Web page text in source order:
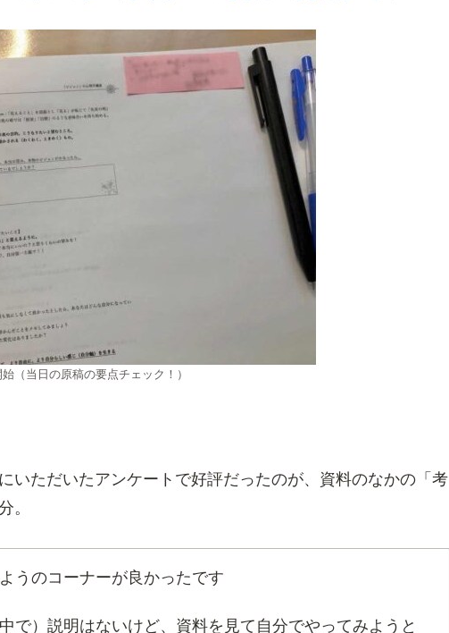
（当日の原稿の要点チェック！）
いただいたアンケートで好評だったのが、資料のなかの「考
。
うのコーナーが良かったです
で）説明はないけど、資料を見て自分でやってみようと